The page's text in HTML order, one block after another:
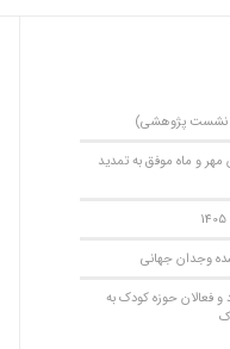
و نشست پژوهشی)
و ماه موفق به تمدید
وجدان جهانی
و فعالان حوزه کودک به